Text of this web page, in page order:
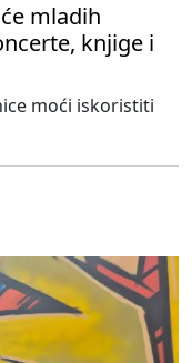
mladih
knjige i
moći iskoristiti